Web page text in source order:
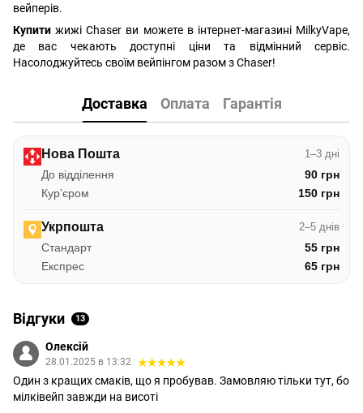
вейперів.
Купитижижі Chaser ви можете в інтернет-магазині MilkyVape,
де вас чекають доступні ціни та відмінний сервіс.
Насолоджуйтесь своїм вейпінгом разом з Chaser!
Доставка Оплата Гарантія
Нова Пошта 1–3 дні
До відділення
90 грн
Курʼєром
150 грн
Укрпошта 2–5 днів
Стандарт
55 грн
Експрес
65 грн
Відгуки 13
Олексій
28.01.2025 в 13:32
Один з кращих смаків, що я пробував. Замовляю тільки тут, бо
мілківейп завжди на висоті